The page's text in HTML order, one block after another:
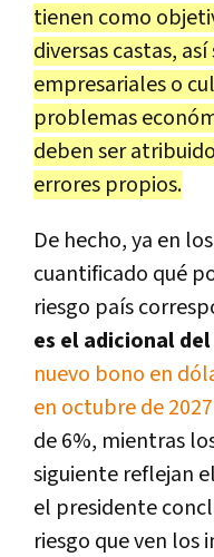
tienen como
diversas castas,
empresariales o
problemas
deben ser
errores propios.
De hecho, ya en
cuantificado qué
riesgo país
es el adicional
nuevo bono en
en octubre de 2027
de 6%, mientras
siguiente reflejan
el presidente
riesgo que ven los